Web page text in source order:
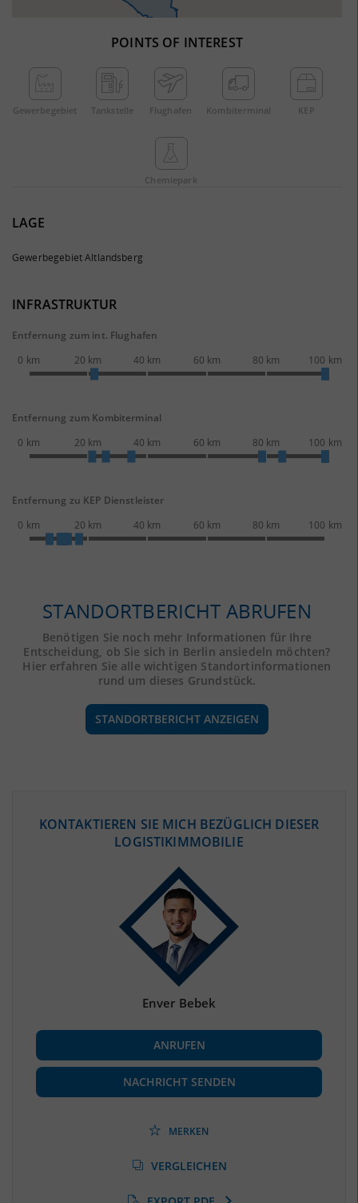
POINTS OF INTEREST
Gewerbe­gebiet Tankstelle Flughafen Kombi­terminal KEP
Chemie­park
LAGE
Gewerbegebiet Altlandsberg
INFRASTRUKTUR
Entfernung zum int. Flughafen
0 km
20 km 40 km 60 km 80 km 100 km
Entfernung zum Kombiterminal
0 km
20 km 40 km 60 km 80 km 100 km
Entfernung zu KEP Dienstleister
0 km
20 km 40 km 60 km 80 km 100 km
STANDORTBERICHT ABRUFEN
Benötigen Sie noch mehr Informationen für Ihre
Entscheidung, ob Sie sich in Berlin ansiedeln möchten?
Hier erfahren Sie alle wichtigen Standortinformationen
rund um dieses Grundstück.
STANDORTBERICHT ANZEIGEN
(STAND: 12/2019)
(Landkreis / Kreisfreie Stadt)
BESCHÄFTIGUNG
Beschäftigte
(Landkreis / Kreisfreie Stadt)
(Landkreis / Kreisfreie Stadt)
KONTAKTIEREN SIE MICH BEZÜGLICH DIESER
LOGISTIKIMMOBILIE
Enver Bebek
ANRUFEN
NACHRICHT SENDEN
MERKEN
VERGLEICHEN